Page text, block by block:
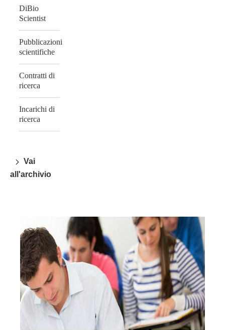
DiBio
Scientist
Pubblicazioni
scientifiche
Contratti di
ricerca
Incarichi di
ricerca
Vai
all'archivio